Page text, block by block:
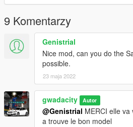
d’immatriculation -Version
-Suspensions de travail -Maniabilité
réaliste V1.1 MISE À JOUR
mise à jour des textures
CHANGELOG / FEATURES
V1.0 - Dirt - Movable steering wheel -
collision - Work dials (but not
bodywork -Breakable glass -License
Custom lights -Work suspensions -
realistic V1.1 UPDATE
9 Komentarzy
Genistrial
Nice mod, can you do the
possible.
23 maja 2022
gwadacity Autor
@Genistrial MERCI elle
a trouve le bon model